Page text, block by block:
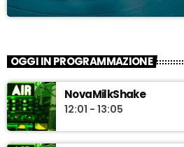
OGGI IN PROGRAMMAZIONE
NovaMilkShake
12:01 - 13:05